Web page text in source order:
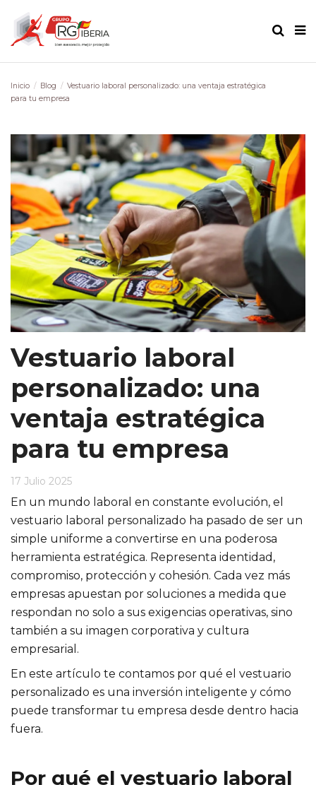
Inicio Blog
Vestuario laboral personalizado: una ventaja estratégica
para tu empresa
Vestuario laboral
personalizado: una
ventaja estratégica
para tu empresa
17 Julio 2025
En un mundo laboral en constante evolución, el
vestuario laboral personalizado ha pasado de ser un
simple uniforme a convertirse en una poderosa
herramienta estratégica. Representa identidad,
compromiso, protección y cohesión. Cada vez más
empresas apuestan por soluciones a medida que
respondan no solo a sus exigencias operativas, sino
también a su imagen corporativa y cultura
empresarial.
En este artículo te contamos por qué el vestuario
personalizado es una inversión inteligente y cómo
puede transformar tu empresa desde dentro hacia
fuera.
Por qué el vestuario laboral